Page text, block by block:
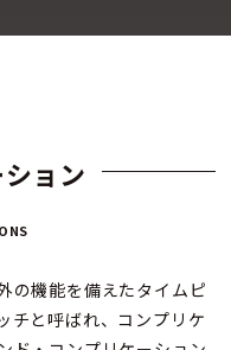
ョン
の機能を備えたタイムピ
チと呼ばれ、コンプリケ